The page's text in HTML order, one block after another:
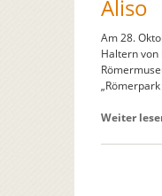
Aliso
Am 28.
Haltern von
Weiter